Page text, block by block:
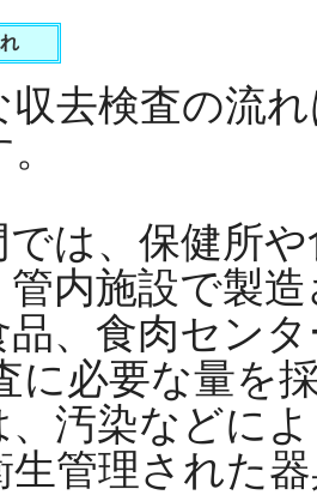
収去検査の流
では、保健所
管内施設で製
品、食肉セン
必要な量を
、汚染などに
生管理された